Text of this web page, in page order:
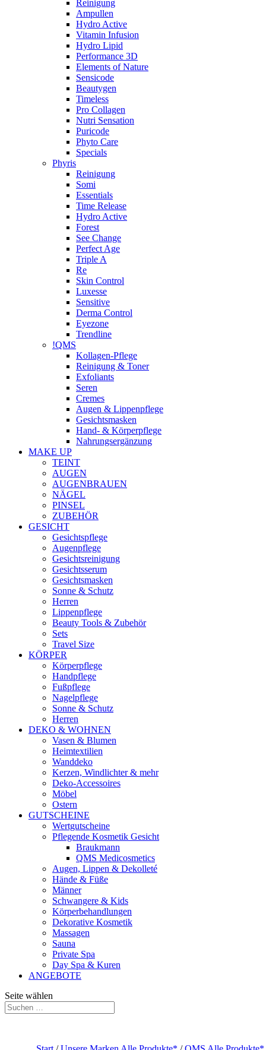
Reinigung
Ampullen
Hydro Active
Vitamin Infusion
Hydro Lipid
Performance 3D
Elements of Nature
Sensicode
Beautygen
Timeless
Pro Collagen
Nutri Sensation
Puricode
Phyto Care
Specials
Phyris
Reinigung
Somi
Essentials
Time Release
Hydro Active
Forest
See Change
Perfect Age
Triple A
Re
Skin Control
Luxesse
Sensitive
Derma Control
Eyezone
Trendline
!QMS
Kollagen-Pflege
Reinigung & Toner
Exfoliants
Seren
Cremes
Augen & Lippenpflege
Gesichtsmasken
Hand- & Körperpflege
Nahrungsergänzung
MAKE UP
TEINT
AUGEN
AUGENBRAUEN
NÄGEL
PINSEL
ZUBEHÖR
GESICHT
Gesichtspflege
Augenpflege
Gesichtsreinigung
Gesichtsserum
Gesichtsmasken
Sonne & Schutz
Herren
Lippenpflege
Beauty Tools & Zubehör
Sets
Travel Size
KÖRPER
Körperpflege
Handpflege
Fußpflege
Nagelpflege
Sonne & Schutz
Herren
DEKO & WOHNEN
Vasen & Blumen
Heimtextilien
Wanddeko
Kerzen, Windlichter & mehr
Deko-Accessoires
Möbel
Ostern
GUTSCHEINE
Wertgutscheine
Pflegende Kosmetik Gesicht
Braukmann
QMS Medicosmetics
Augen, Lippen & Dekolleté
Hände & Füße
Männer
Schwangere & Kids
Körperbehandlungen
Dekorative Kosmetik
Massagen
Sauna
Private Spa
Day Spa & Kuren
ANGEBOTE
Seite wählen